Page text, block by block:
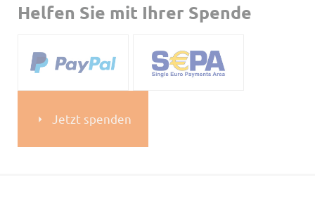
Helfen Sie mit Ihrer Spende
Jetzt spenden